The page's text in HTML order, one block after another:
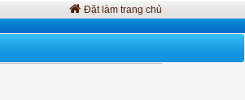
Đặt làm trang chủ